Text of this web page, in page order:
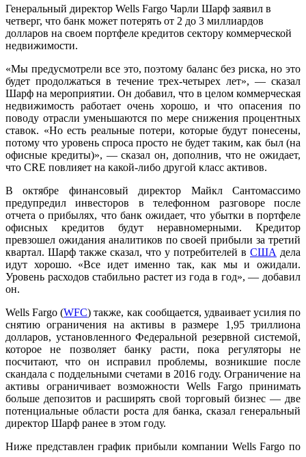
Генеральный директор Wells Fargo Чарли Шарф заявил в
четверг, что банк может потерять от 2 до 3 миллиардов
долларов на своем портфеле кредитов сектору коммерческой
недвижимости.
«Мы предусмотрели все это, поэтому баланс без риска, но это
будет продолжаться в течение трех-четырех лет», — сказал
Шарф на мероприятии. Он добавил, что в целом коммерческая
недвижимость работает очень хорошо, и что опасения по
поводу отрасли уменьшаются по мере снижения процентных
ставок. «Но есть реальные потери, которые будут понесены,
потому что уровень спроса просто не будет таким, как был (на
офисные кредиты)», — сказал он, дополнив, что не ожидает,
что CRE повлияет на какой-либо другой класс активов.
В октябре финансовый директор Майкл Сантомассимо
предупредил инвесторов в телефонном разговоре после
отчета о прибылях, что банк ожидает, что убытки в портфеле
офисных кредитов будут неравномерными. Кредитор
превзошел ожидания аналитиков по своей прибыли за третий
квартал. Шарф также сказал, что у потребителей в США дела
идут хорошо. «Все идет именно так, как мы и ожидали.
Уровень расходов стабильно растет из года в год», — добавил
он.
Wells Fargo (WFC) также, как сообщается, удваивает усилия по
снятию ограничения на активы в размере 1,95 триллиона
долларов, установленного Федеральной резервной системой,
которое не позволяет банку расти, пока регуляторы не
посчитают, что он исправил проблемы, возникшие после
скандала с поддельными счетами в 2016 году. Ограничение на
активы ограничивает возможности Wells Fargo принимать
больше депозитов и расширять свой торговый бизнес — две
потенциальные области роста для банка, сказал генеральный
директор Шарф ранее в этом году.
Ниже представлен график прибыли компании Wells Fargo по